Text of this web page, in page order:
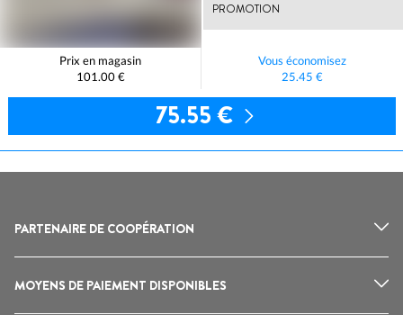
PROMOTION
Prix en magasin
101.00 €
Vous économisez
25.45 €
75.55 €
PARTENAIRE DE COOPÉRATION
MOYENS DE PAIEMENT DISPONIBLES